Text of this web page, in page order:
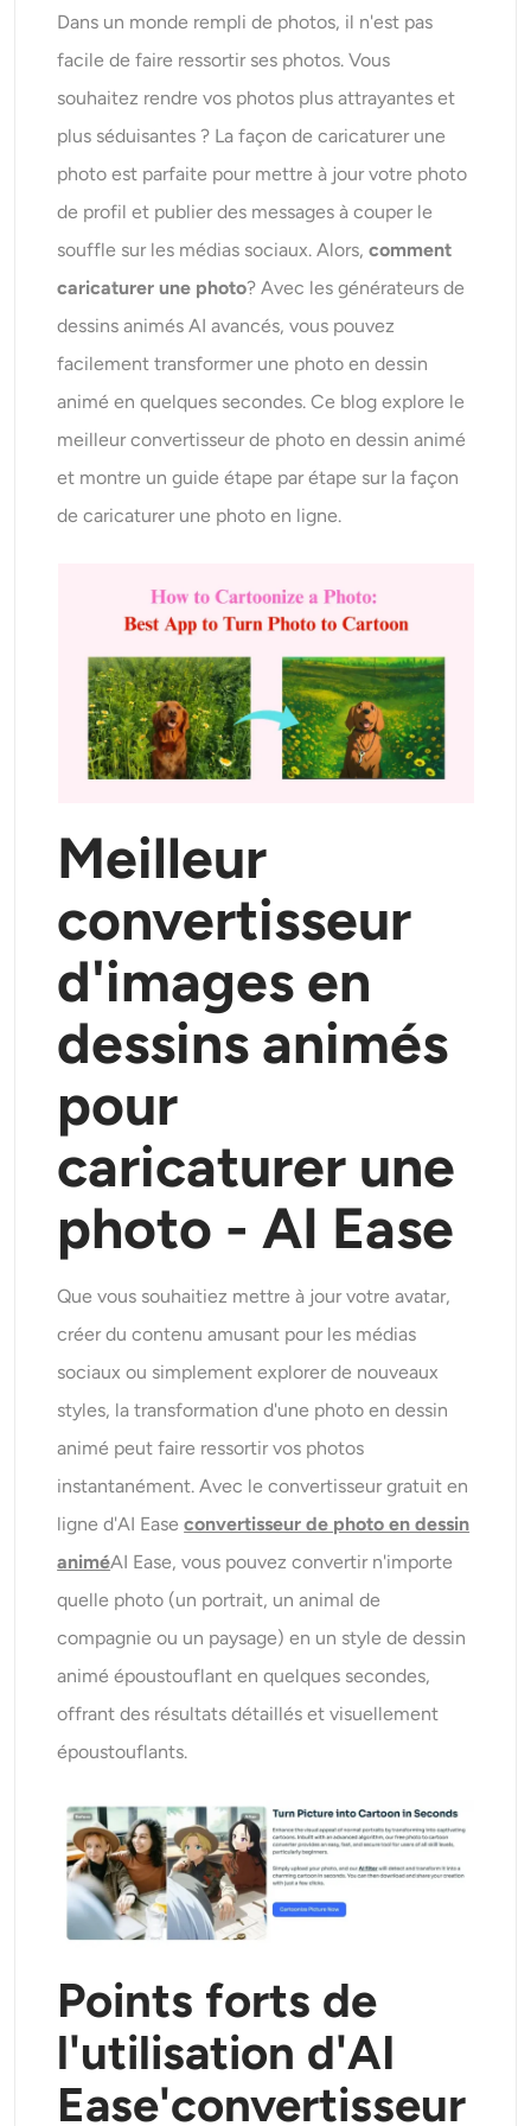
AI Recolor
Outils de portrait
Changeur de coiffure
Changeur de vêtements
Filtre AI
Générateur de tirs à la tête Pro
Créateur de photos d’identité
Outils vidéo
Effets vidéo
Suppression de filigrane vidéo
Dans un monde rempli de photos, il n'est pas
facile de faire ressortir ses photos. Vous
souhaitez rendre vos photos plus attrayantes et
plus séduisantes ? La façon de caricaturer une
photo est parfaite pour mettre à jour votre photo
de profil et publier des messages à couper le
souffle sur les médias sociaux. Alors,comment
caricaturer une photo? Avec les générateurs de
dessins animés AI avancés, vous pouvez
facilement transformer une photo en dessin
animé en quelques secondes. Ce blog explore le
meilleur convertisseur de photo en dessin animé
et montre un guide étape par étape sur la façon
de caricaturer une photo en ligne.
Meilleur
convertisseur
d'images en
dessins animés
pour
caricaturer une
photo -AI Ease
Que vous souhaitiez mettre à jour votre avatar,
créer du contenu amusant pour les médias
sociaux ou simplement explorer de nouveaux
styles, la transformation d'une photo en dessin
animé peut faire ressortir vos photos
instantanément. Avec le convertisseur gratuit en
ligne d'AI Easeconvertisseur de photo en dessin
animéAI Ease, vous pouvez convertir n'importe
quelle photo (un portrait, un animal de
compagnie ou un paysage) en un style de dessin
animé époustouflant en quelques secondes,
offrant des résultats détaillés et visuellement
époustouflants.
Points forts de
l'utilisation d'AI
Ease'convertisseur